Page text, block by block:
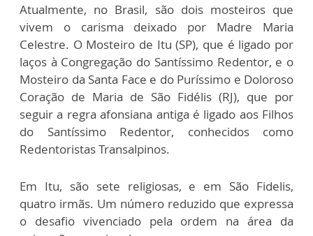
Atualmente, no Brasil, são dois mosteiros que
vivem o carisma deixado por Madre Maria
Celestre. O Mosteiro de Itu (SP), que é ligado por
laços à Congregação do Santíssimo Redentor, e o
Mosteiro da Santa Face e do Puríssimo e Doloroso
Coração de Maria de São Fidélis (RJ), que por
seguir a regra afonsiana antiga é ligado aos Filhos
do Santíssimo Redentor, conhecidos como
Redentoristas Transalpinos.
Em Itu, são sete religiosas, e em São Fidelis,
quatro irmãs. Um número reduzido que expressa
o desafio vivenciado pela ordem na área da